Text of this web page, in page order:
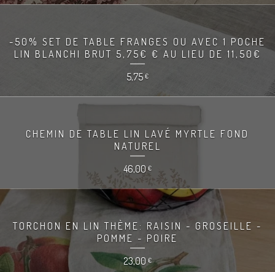
-50% SET DE TABLE FRANGES OU AVEC 1 POCHE
LIN BLANCHI BRUT 5,75€ € AU LIEU DE 11,50€
5,75 €
CHEMIN DE TABLE LIN LAVÉ MYRTLE FOND
NATUREL
46,00€
TORCHON EN LIN THÈME: RAISIN - GROSEILLE -
POMME - POIRE
23,00 €